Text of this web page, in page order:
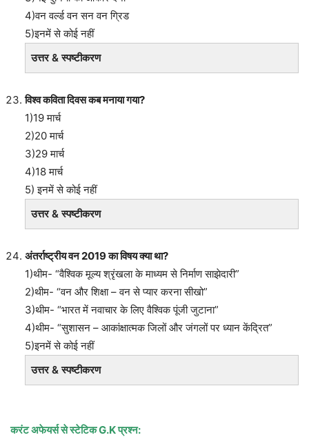
4)वन वर्ल्ड वन सन वन ग्रिड
5)इनमें से कोई नहीं
उत्तर & स्पष्टीकरण
विश्व कविता दिवस कब मनाया गया?
1)19 मार्च
2)20 मार्च
3)29 मार्च
4)18 मार्च
5) इनमें से कोई नहीं
उत्तर & स्पष्टीकरण
अंतर्राष्ट्रीय वन 2019 का विषय क्या था?
1)थीम- “वैश्विक मूल्य श्रृंखला के माध्यम से निर्माण साझेदारी”
2)थीम- “वन और शिक्षा – वन से प्यार करना सीखो”
3)थीम- “भारत में नवाचार के लिए वैश्विक पूंजी जुटाना”
4)थीम- “सुशासन – आकांक्षात्मक जिलों और जंगलों पर ध्यान केंद्रित”
5)इनमें से कोई नहीं
उत्तर & स्पष्टीकरण
करंट अफेयर्स से स्टेटिकG.K प्रश्न: